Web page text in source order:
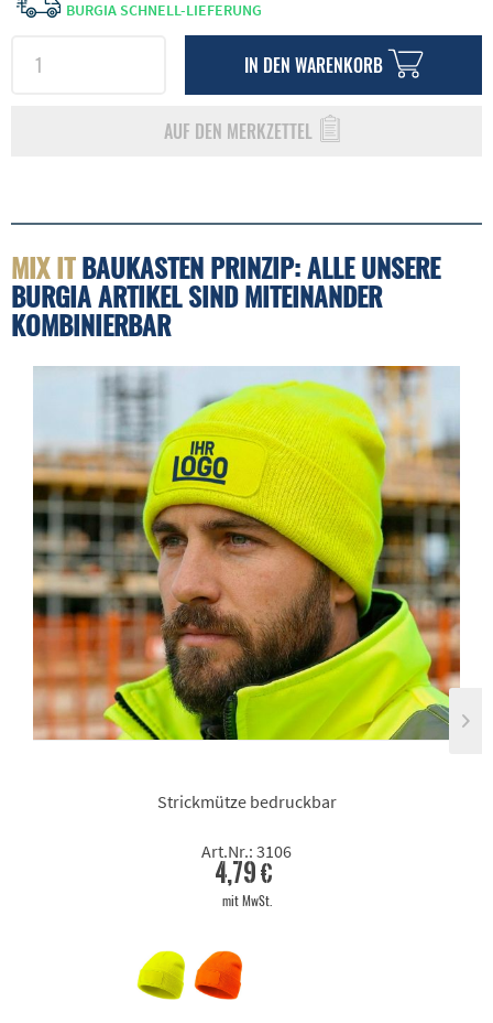
BURGIA SCHNELL-LIEFERUNG
IN DEN WARENKORB
AUF DEN MERKZETTEL
MIX ITBAUKASTEN PRINZIP: ALLE UNSERE
BURGIA ARTIKEL SIND MITEINANDER
KOMBINIERBAR
Strickmütze bedruckbar
Art.Nr.: 3106
4,79 €
mit MwSt.